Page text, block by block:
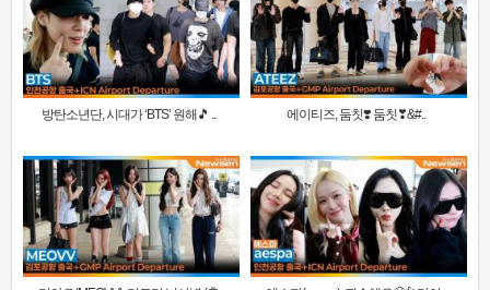
방탄소년단, 시대가 ‘BTS’ 원해🎵 .. 에이티즈, 둠칫❣️ 둠칫❣&#..